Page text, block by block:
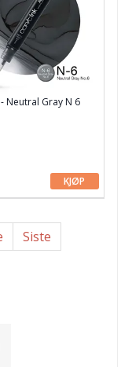
- Neutral Gray N 6
KJØP
Siste